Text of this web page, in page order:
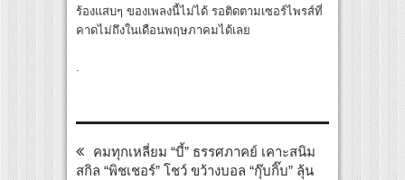
ร้องแสบๆ ของเพลงนี้ไม่ได้ รอติดตามเซอร์ไพรส์ที่
คาดไม่ถึงในเดือนพฤษภาคมได้เลย
คมทุกเหลี่ยม “บี้” ธรรศภาคย์ เคาะสนิม
สกิล “พิชเชอร์” โชว์ ขว้างบอล “กุ๊บกิ๊บ” ลุ้น